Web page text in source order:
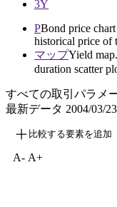
3Y
PBond price
historical price of
マップYield
duration scatter
すべての取引パラメ
最新データ 2004/03/23
比較する要素を追加